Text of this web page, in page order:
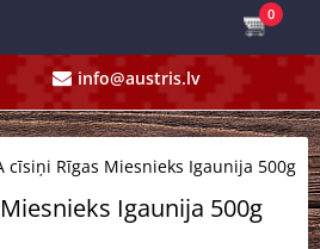
info@austris.lv
0
cīsiņi Rīgas Miesnieks Igaunija 500g
Igaunija 500g